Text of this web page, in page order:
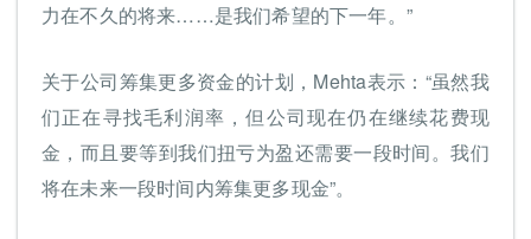
力在不久的将来……是我们希望的下一年。”
关于公司筹集更多资金的计划，Mehta表示：“虽然我
们正在寻找毛利润率，但公司现在仍在继续花费现
金，而且要等到我们扭亏为盈还需要一段时间。我们
将在未来一段时间内筹集更多现金”。